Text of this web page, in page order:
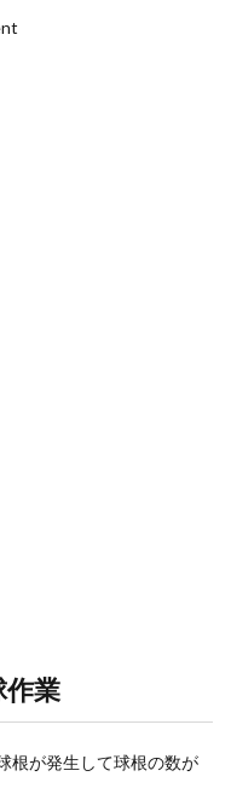
業
根が発生して球根の数が